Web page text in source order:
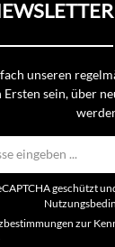
unseren
Ersten sein, über
Mail-
Adresse*
geschützt
zur